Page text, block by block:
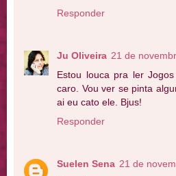
Responder
Ju Oliveira 21 de
Estou louca pra ler
caro. Vou ver se pinta
ai eu cato ele. Bjus!
Responder
Suelen Sena 21 de